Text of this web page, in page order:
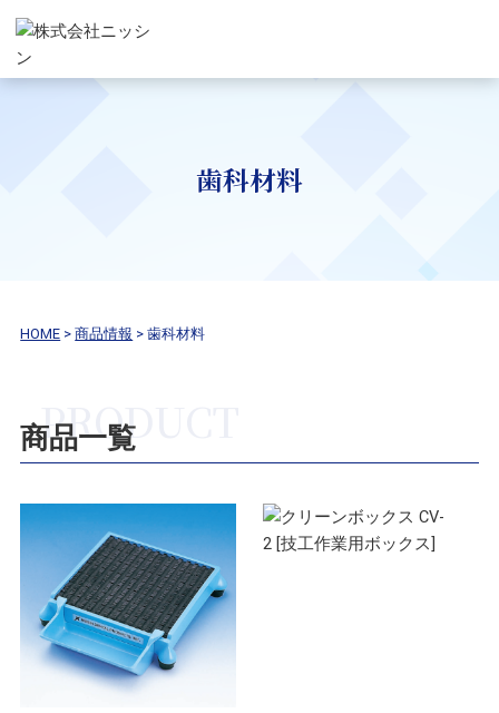
歯科材料
HOME >商品情報 >歯科材料
商品一覧